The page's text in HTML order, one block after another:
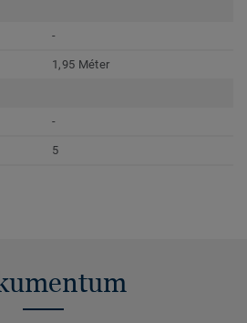
-
1,95 Méter
-
5